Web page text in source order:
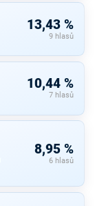
13,43 %
9 hlasů
10,44 %
7 hlasů
8,95 %
6 hlasů